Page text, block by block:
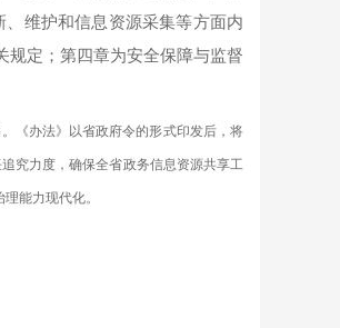
维护和信息资源采集等方面内
规定；第四章为安全保障与监督
《办法》以省政府令的形式印发后，将
究力度，确保全省政务信息资源共享工
能力现代化。